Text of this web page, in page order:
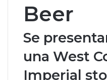
Beer
Se
una West
Imperial